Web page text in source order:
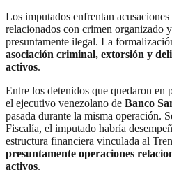
Los imputados enfrentan
relacionados con crimen organizado
presuntamente ilegal. La
asociación criminal, extorsión y
activos.
Entre los detenidos que quedaron en
el ejecutivo venezolano de Banco
pasada durante la misma operación.
Fiscalía, el imputado habría
estructura financiera vinculada al
presuntamente operaciones
activos.